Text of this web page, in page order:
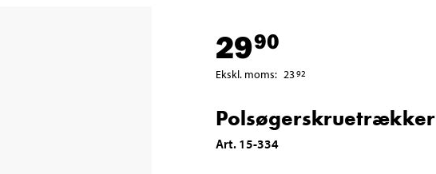
2990
Ekskl. moms: 2392
Polsøgerskruetrækker
Art. 15-334